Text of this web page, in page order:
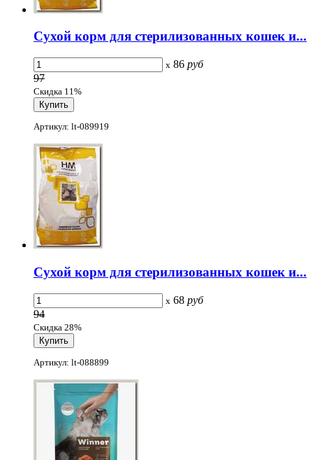
Сухой корм для стерилизованных кошек и...
x 86 руб
97
Скидка 11%
Артикул: lt-089919
Сухой корм для стерилизованных кошек и...
x 68 руб
94
Скидка 28%
Артикул: lt-088899